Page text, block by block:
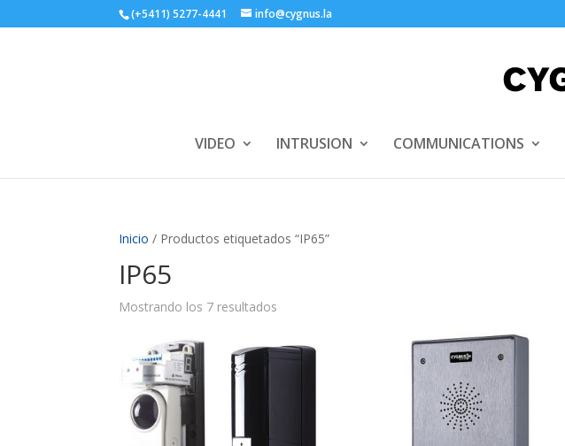
(+5411) 5277-4441 info@cygnus.la
VIDEO INTRUSION COMMUNICATIONS
Inicio / Productos etiquetados “IP65”
IP65
Mostrando los 7 resultados